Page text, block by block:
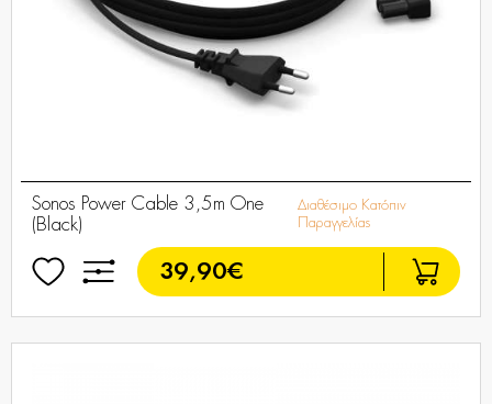
Sonos Power Cable 3,5m One
(Black)
Διαθέσιμο Κατόπιν
Παραγγελίας
39,90€